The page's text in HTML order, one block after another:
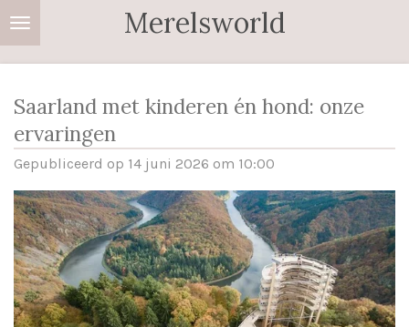
Ga
direct
hoofdinhoud
Merelsworld
Saarland met kinderen én hond: onze
ervaringen
Gepubliceerd op 14 juni 2026 om 10:00